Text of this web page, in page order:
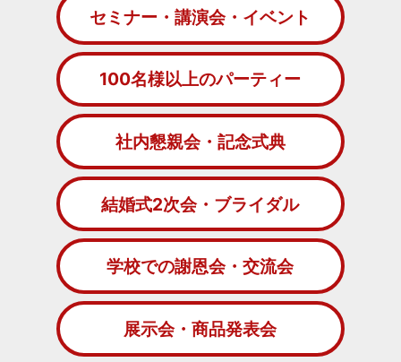
セミナー・講演会・イベント
100名様以上のパーティー
社内懇親会・記念式典
結婚式2次会・ブライダル
学校での謝恩会・交流会
展示会・商品発表会